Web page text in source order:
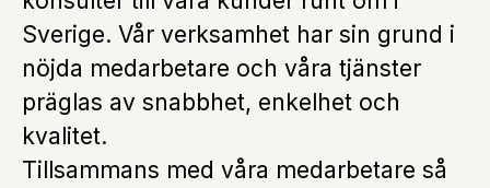
Sverige. Vår verksamhet har sin grund i
nöjda medarbetare och våra tjänster
präglas av snabbhet, enkelhet och
kvalitet.
Tillsammans med våra medarbetare så